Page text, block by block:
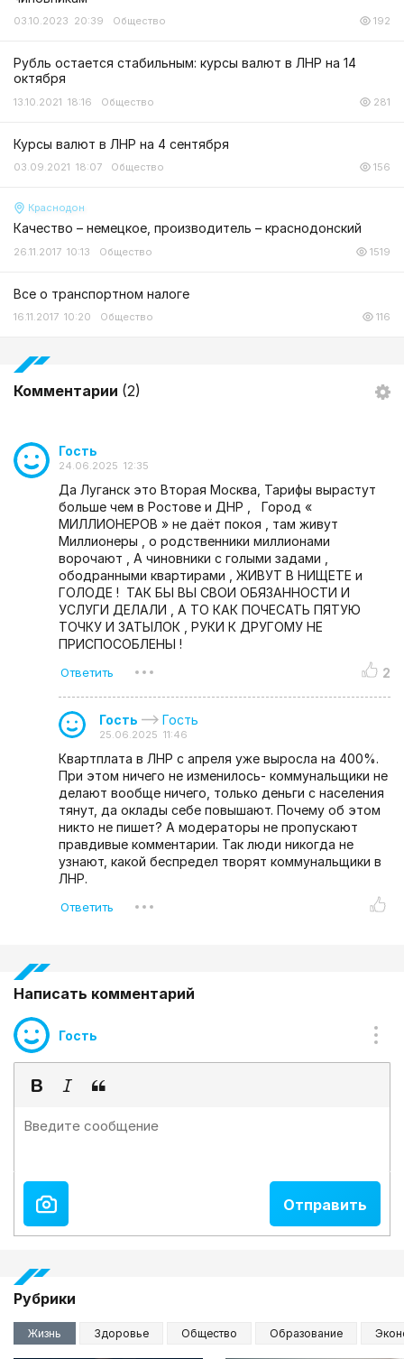
03.10.2023 20:39 Общество 192
Рубль остается стабильным: курсы валют в ЛНР на 14
октября
13.10.2021 18:16 Общество 281
Курсы валют в ЛНР на 4 сентября
03.09.2021 18:07 Общество 156
Краснодон
Качество – немецкое, производитель – краснодонский
26.11.2017 10:13 Общество 1519
Все о транспортном налоге
16.11.2017 10:20 Общество 116
Комментарии (2)
Гость
24.06.2025 12:35
Да Луганск это Вторая Москва, Тарифы вырастут
больше чем в Ростове и ДНР , Город «
МИЛЛИОНЕРОВ » не даёт покоя , там живут
Миллионеры , о родственники миллионами
ворочают , А чиновники с голыми задами ,
ободранными квартирами , ЖИВУТ В НИЩЕТЕ и
ГОЛОДЕ ! ТАК БЫ ВЫ СВОИ ОБЯЗАННОСТИ И
УСЛУГИ ДЕЛАЛИ , А ТО КАК ПОЧЕСАТЬ ПЯТУЮ
ТОЧКУ И ЗАТЫЛОК , РУКИ К ДРУГОМУ НЕ
ПРИСПОСОБЛЕНЫ !
2
Гость Гость
25.06.2025 11:46
Квартплата в ЛНР с апреля уже выросла на 400%.
При этом ничего не изменилось- коммунальщики не
делают вообще ничего, только деньги с населения
тянут, да оклады себе повышают. Почему об этом
никто не пишет? А модераторы не пропускают
правдивые комментарии. Так люди никогда не
узнают, какой беспредел творят коммунальщики в
ЛНР.
Написать комментарий
Гость
Рубрики
Жизнь Здоровье Общество Образование